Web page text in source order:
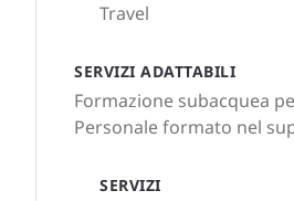
Travel
SERVIZI ADATTABILI
Formazione subacquea
Personale formato nel
SERVIZI